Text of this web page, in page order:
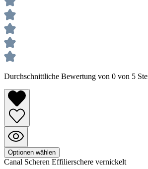
Durchschnittliche Bewertung von 0 von 5
Optionen wählen
Canal Scheren Effilierschere vernickelt